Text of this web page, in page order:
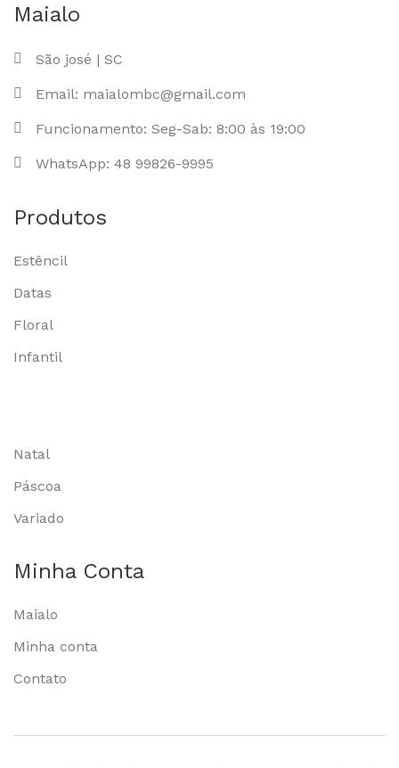
Maialo
São josé | SC
Email: maialombc@gmail.com
Funcionamento: Seg-Sab: 8:00 às 19:00
WhatsApp: 48 99826-9995
Produtos
Estêncil
Datas
Floral
Infantil
Natal
Páscoa
Variado
Minha Conta
Maialo
Minha conta
Contato